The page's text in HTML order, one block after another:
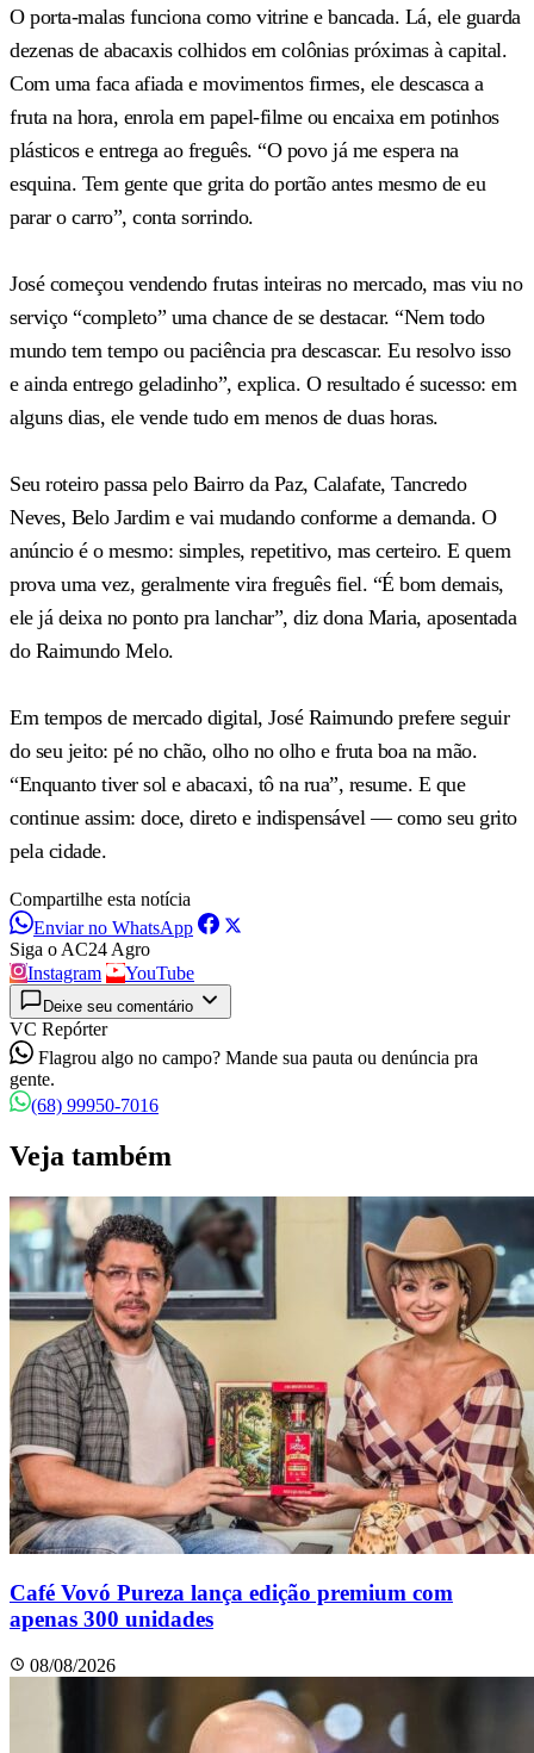
O porta-malas funciona como vitrine e bancada. Lá, ele guarda
dezenas de abacaxis colhidos em colônias próximas à capital.
Com uma faca afiada e movimentos firmes, ele descasca a
fruta na hora, enrola em papel-filme ou encaixa em potinhos
plásticos e entrega ao freguês. “O povo já me espera na
esquina. Tem gente que grita do portão antes mesmo de eu
parar o carro”, conta sorrindo.
José começou vendendo frutas inteiras no mercado, mas viu no
serviço “completo” uma chance de se destacar. “Nem todo
mundo tem tempo ou paciência pra descascar. Eu resolvo isso
e ainda entrego geladinho”, explica. O resultado é sucesso: em
alguns dias, ele vende tudo em menos de duas horas.
Seu roteiro passa pelo Bairro da Paz, Calafate, Tancredo
Neves, Belo Jardim e vai mudando conforme a demanda. O
anúncio é o mesmo: simples, repetitivo, mas certeiro. E quem
prova uma vez, geralmente vira freguês fiel. “É bom demais,
ele já deixa no ponto pra lanchar”, diz dona Maria, aposentada
do Raimundo Melo.
Em tempos de mercado digital, José Raimundo prefere seguir
do seu jeito: pé no chão, olho no olho e fruta boa na mão.
“Enquanto tiver sol e abacaxi, tô na rua”, resume. E que
continue assim: doce, direto e indispensável — como seu grito
pela cidade.
Compartilhe esta notícia
Enviar no WhatsApp
Siga o AC24 Agro
Instagram
YouTube
Deixe seu comentário
VC Repórter
Flagrou algo no campo? Mande sua pauta ou denúncia pra
gente.
(68) 99950-7016
Veja também
Café Vovó Pureza lança edição premium com
apenas 300 unidades
08/08/2026